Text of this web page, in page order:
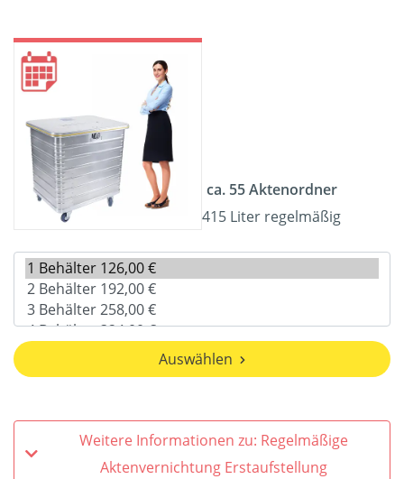
ca. 55 Aktenordner
415 Liter regelmäßig
Auswählen
Weitere Informationen zu: Regelmäßige
Aktenvernichtung Erstaufstellung